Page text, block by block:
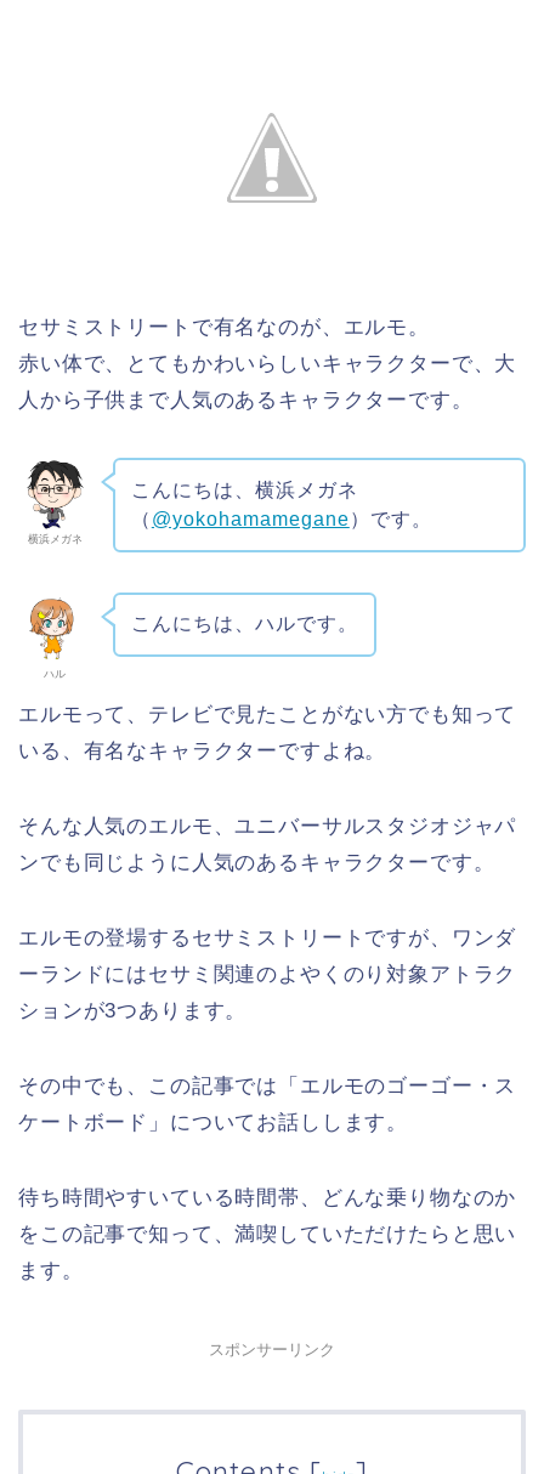
セサミストリートで有名なのが、エルモ。
赤い体で、とてもかわいらしいキャラクターで、大
人から子供まで人気のあるキャラクターです。
横浜メガネ
こんにちは、横浜メガネ
（ @yokohamamegane）です。
ハル
こんにちは、ハルです。
エルモって、テレビで見たことがない方でも知って
いる、有名なキャラクターですよね。
そんな人気のエルモ、ユニバーサルスタジオジャパ
ンでも同じように人気のあるキャラクターです。
エルモの登場するセサミストリートですが、ワンダ
ーランドにはセサミ関連のよやくのり対象アトラク
ションが3つあります。
その中でも、この記事では「エルモのゴーゴー・ス
ケートボード」についてお話しします。
待ち時間やすいている時間帯、どんな乗り物なのか
をこの記事で知って、満喫していただけたらと思い
ます。
スポンサーリンク